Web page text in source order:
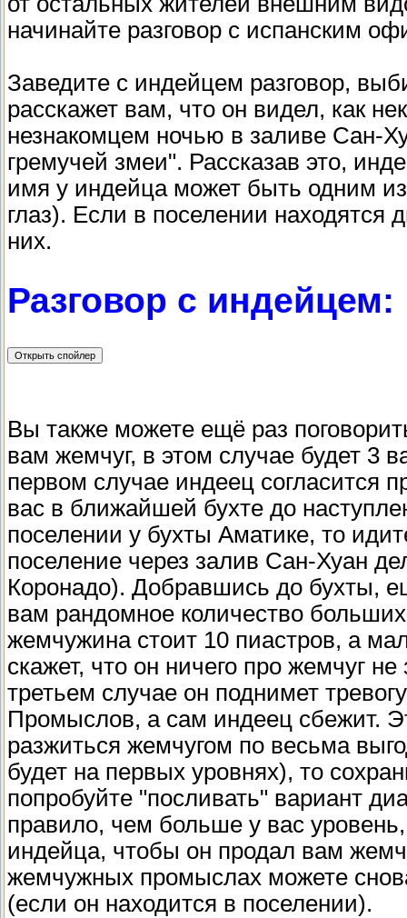
начинайте разговор с испанским
Заведите с индейцем разговор,
расскажет вам, что он видел, как
незнакомцем ночью в заливе Сан-
гремучей змеи". Рассказав это,
имя у индейца может быть одним
глаз). Если в поселении находятся
них.
Разговор с индейцем:
Вы также можете ещё раз
вам жемчуг, в этом случае будет 3
первом случае индеец согласится
вас в ближайшей бухте до
поселении у бухты Аматике, то
поселение через залив Сан-Хуан
Коронадо). Добравшись до бухты,
вам рандомное количество
жемчужина стоит 10 пиастров, а
скажет, что он ничего про жемчуг
третьем случае он поднимет
Промыслов, а сам индеец сбежит.
разжиться жемчугом по весьма
будет на первых уровнях), то
попробуйте "посливать" вариант
правило, чем больше у вас
индейца, чтобы он продал вам
жемчужных промыслах можете
(если он находится в поселении).